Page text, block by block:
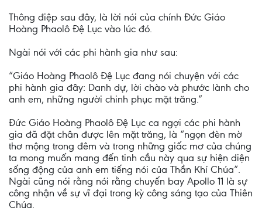
Thông điệp sau đây, là lời nói của chính Đức Giáo
Hoàng Phaolô Đệ Lục vào lúc đó.
Ngài nói với các phi hành gia như sau:
“Giáo Hoàng Phaolô Đệ Lục đang nói chuyện với các
phi hành gia đây: Danh dự, lời chào và phước lành cho
anh em, những người chinh phục mặt trăng.”
Đức Giáo Hoàng Phaolô Đệ Lục ca ngợi các phi hành
gia đã đặt chân được lên mặt trăng, là “ngọn đèn mờ
thơ mộng trong đêm và trong những giấc mơ của chúng
ta mong muốn mang đến tinh cầu này qua sự hiện diện
sống động của anh em tiếng nói của Thần Khí Chúa”.
Ngài cũng nói rằng nói rằng chuyến bay Apollo 11 là sự
công nhận về sự vĩ đại trong kỳ công sáng tạo của Thiên
Chúa.